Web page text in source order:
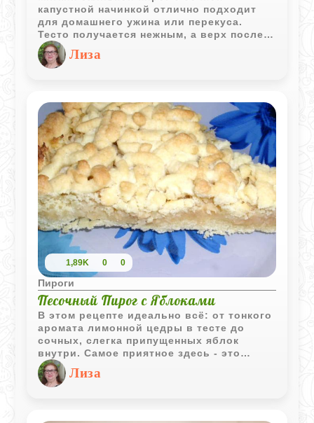
капустной начинкой отлично подходит
для домашнего ужина или перекуса.
Тесто получается нежным, а верх после
выпечки красиво подрумянивается.
Лиза
1,89K 0 0
Пироги
Песочный Пирог с Яблоками
В этом рецепте идеально всё: от тонкого
аромата лимонной цедры в тесте до
сочных, слегка припущенных яблок
внутри. Самое приятное здесь - это
текстура. Песочное тесто получается
очень нежным, а за счет того, что
верхний слой натирается на терке, пирог
Лиза